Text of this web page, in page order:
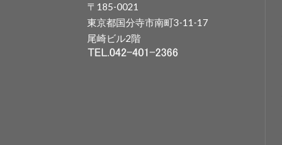
〒185-0021
東京都国分寺市南町3-11-17
尾崎ビル2階